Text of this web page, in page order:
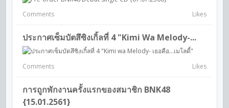
Comments Likes
ประกาศเซ็มบัตสึซิงเกิ้ลที่ 4 "Kimi Wa Melody-...
Comments Likes
การถูกพักงานครั้งแรกของสมาชิก BNK48
{15.01.2561}